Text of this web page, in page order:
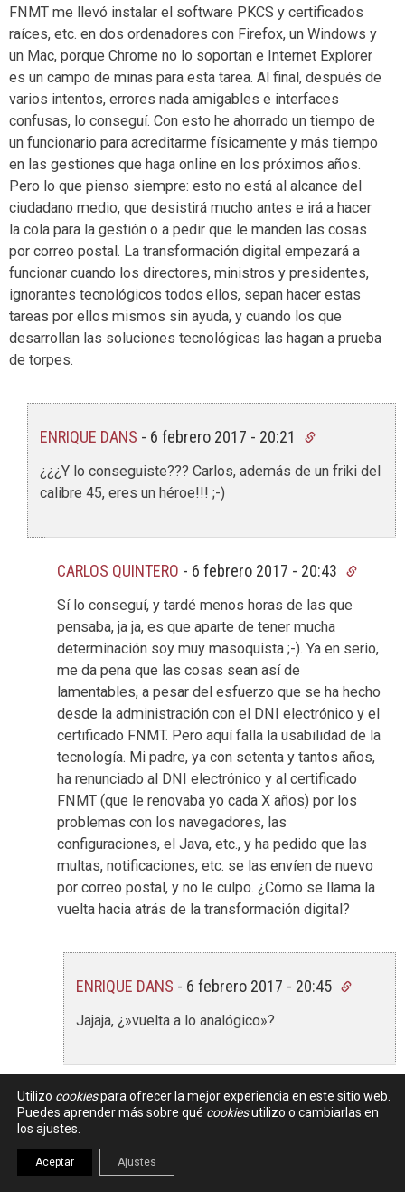
FNMT me llevó instalar el software PKCS y certificados
raíces, etc. en dos ordenadores con Firefox, un Windows y
un Mac, porque Chrome no lo soportan e Internet Explorer
es un campo de minas para esta tarea. Al final, después de
varios intentos, errores nada amigables e interfaces
confusas, lo conseguí. Con esto he ahorrado un tiempo de
un funcionario para acreditarme físicamente y más tiempo
en las gestiones que haga online en los próximos años.
Pero lo que pienso siempre: esto no está al alcance del
ciudadano medio, que desistirá mucho antes e irá a hacer
la cola para la gestión o a pedir que le manden las cosas
por correo postal. La transformación digital empezará a
funcionar cuando los directores, ministros y presidentes,
ignorantes tecnológicos todos ellos, sepan hacer estas
tareas por ellos mismos sin ayuda, y cuando los que
desarrollan las soluciones tecnológicas las hagan a prueba
de torpes.
ENRIQUE DANS - 6 febrero 2017 - 20:21
¿¿¿Y lo conseguiste??? Carlos, además de un friki del
calibre 45, eres un héroe!!! ;-)
CARLOS QUINTERO - 6 febrero 2017 - 20:43
Sí lo conseguí, y tardé menos horas de las que
pensaba, ja ja, es que aparte de tener mucha
determinación soy muy masoquista ;-). Ya en serio,
me da pena que las cosas sean así de
lamentables, a pesar del esfuerzo que se ha hecho
desde la administración con el DNI electrónico y el
certificado FNMT. Pero aquí falla la usabilidad de la
tecnología. Mi padre, ya con setenta y tantos años,
ha renunciado al DNI electrónico y al certificado
FNMT (que le renovaba yo cada X años) por los
problemas con los navegadores, las
configuraciones, el Java, etc., y ha pedido que las
multas, notificaciones, etc. se las envíen de nuevo
por correo postal, y no le culpo. ¿Cómo se llama la
vuelta hacia atrás de la transformación digital?
ENRIQUE DANS - 6 febrero 2017 - 20:45
Jajaja, ¿»vuelta a lo analógico»?
ISANGI-7 febrero 2017 - 09:58
Yo tengo 35, informático y doy soporte
informatico a ratos a la pyme de mi madre.
Utilizo cookiespara ofrecer la mejor experiencia en este sitio web.
Puedes aprender más sobre qué cookiesutilizo o cambiarlas en
los ajustes.
Aceptar Ajustes